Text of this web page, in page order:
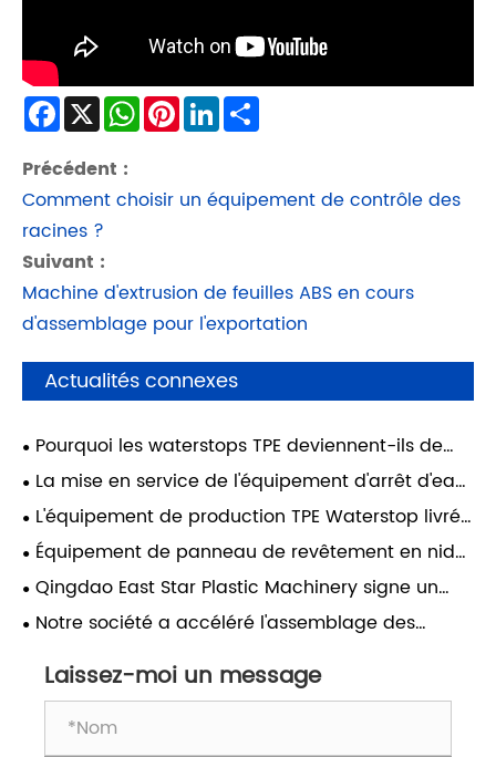
Facebook
X WhatsApp
Pinterest
LinkedIn
Précédent :
Comment choisir un équipement de contrôle des
racines ?
Suivant :
Machine d'extrusion de feuilles ABS en cours
d'assemblage pour l'exportation
Actualités connexes
​Pourquoi les waterstops TPE deviennent-ils de
plus en plus populaires ?
La mise en service de l'équipement d'arrêt d'eau
TPE dans l'usine du client a été achevée avec
succès, l'équipement multifonctionnel permettant
une production diversifiée.
​L'équipement de production TPE Waterstop livré
avec succès
Équipement de panneau de revêtement en nid
d'abeille en PVC livré avec succès après la mise
en service
Qingdao East Star Plastic Machinery signe un
accord de coopération avec un client russe
Notre société a accéléré l'assemblage des
livraison rapide à notre client.
Laissez-moi un message